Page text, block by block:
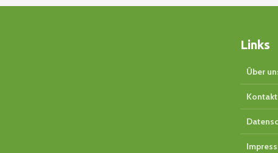
Links
Über
Kontakt